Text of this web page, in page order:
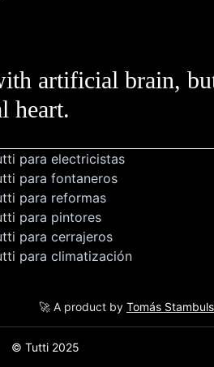
artificial brain,
heart.
para electricistas
para fontaneros
para reformas
para pintores
para cerrajeros
para climatización
🚀 A product by Tomás
© Tutti 2025